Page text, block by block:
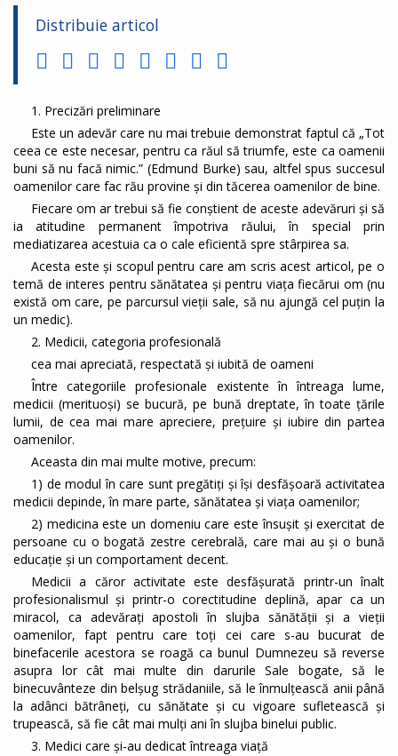
Distribuie articol
1. Precizări preliminare
Este un adevăr care nu mai trebuie demonstrat faptul că „Tot
ceea ce este necesar, pentru ca răul să triumfe, este ca oamenii
buni să nu facă nimic.” (Edmund Burke) sau, altfel spus succesul
oamenilor care fac rău provine și din tăcerea oamenilor de bine.
Fiecare om ar trebui să fie conștient de aceste adevăruri și să
ia atitudine permanent împotriva răului, în special prin
mediatizarea acestuia ca o cale eficientă spre stârpirea sa.
Acesta este și scopul pentru care am scris acest articol, pe o
temă de interes pentru sănătatea și pentru viața fiecărui om (nu
există om care, pe parcursul vieții sale, să nu ajungă cel puțin la
un medic).
2. Medicii, categoria profesională
cea mai apreciată, respectată și iubită de oameni
Între categoriile profesionale existente în întreaga lume,
medicii (merituoși) se bucură, pe bună dreptate, în toate țările
lumii, de cea mai mare apreciere, prețuire și iubire din partea
oamenilor.
Aceasta din mai multe motive, precum:
1) de modul în care sunt pregătiți și își desfășoară activitatea
medicii depinde, în mare parte, sănătatea și viața oamenilor;
2) medicina este un domeniu care este însușit și exercitat de
persoane cu o bogată zestre cerebrală, care mai au și o bună
educație și un comportament decent.
Medicii a căror activitate este desfășurată printr-un înalt
profesionalismul și printr-o corectitudine deplină, apar ca un
miracol, ca adevăraţi apostoli în slujba sănătății și a vieții
oamenilor, fapt pentru care toți cei care s-au bucurat de
binefacerile acestora se roagă ca bunul Dumnezeu să reverse
asupra lor cât mai multe din darurile Sale bogate, să le
binecuvânteze din belșug strădaniile, să le înmulțească anii până
la adânci bătrâneți, cu sănătate și cu vigoare sufletească și
trupească, să fie cât mai mulți ani în slujba binelui public.
3. Medici care și-au dedicat întreaga viață